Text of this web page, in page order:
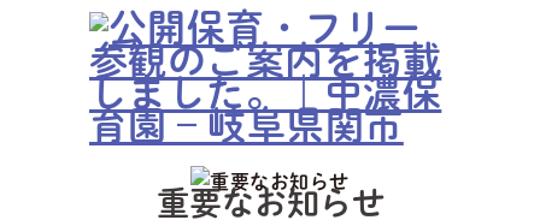
重要なお知らせ